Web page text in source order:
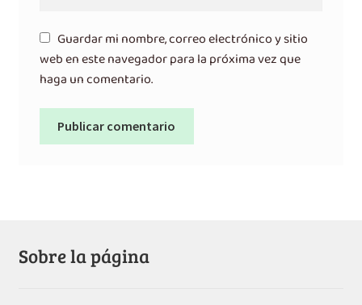
Guardar mi nombre, correo electrónico y sitio
web en este navegador para la próxima vez que
haga un comentario.
Sobre la página